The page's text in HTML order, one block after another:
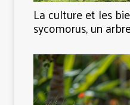
La culture et les
sycomorus, un